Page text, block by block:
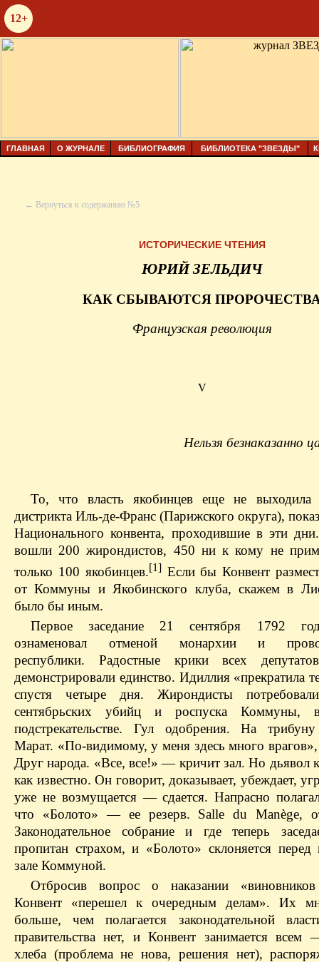
12+
ГЛАВНАЯ О ЖУРНАЛЕ БИБЛИОГРАФИЯ БИБЛИОТЕКА "ЗВЕЗДЫ"
← Вернуться к содержанию №5
ИСТОРИЧЕСКИЕ ЧТЕНИЯ
ЮРИЙ ЗЕЛЬДИЧ
КАК СБЫВАЮТСЯ
Французская революция
V
Нельзя безнаказанно
То, что власть якобинцев еще не выходила
дистрикта Иль-де-Франс (Парижского округа),
Национального конвента, проходившие в эти
вошли 200 жирондистов, 450 ни к кому не
только 100 якобинцев.[1]Если бы Конвент
от Коммуны и Якобинского клуба, скажем в
было бы иным.
Первое заседание 21 сентября 1792
ознаменовал отменой монархии и
республики. Радостные крики всех
демонстрировали единство. Идиллия «прекратила
спустя четыре дня. Жирондисты
сентябрьских убийц и роспуска Коммуны,
подстрекательстве. Гул одобрения. На трибуну
Марат. «По-видимому, у меня здесь много
Друг народа. «Все, все!» — кричит зал. Но дьявол
как известно. Он говорит, доказывает, убеждает,
уже не возмущается — сдается. Напрасно
что «Болото» — ее резерв. Salle du Manège,
Законодательное собрание и где теперь
пропитан страхом, и «Болото» склоняется
зале Коммуной.
Отбросив вопрос о наказании «виновников
Конвент «перешел к очередным делам». Их
больше, чем полагается законодательной
правительства нет, и Конвент занимается всем
хлеба (проблема не нова, решения нет),